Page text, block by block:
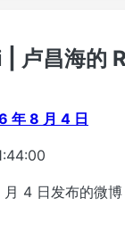
卢昌海的
年 8 月 4 日
4 日发布的微博